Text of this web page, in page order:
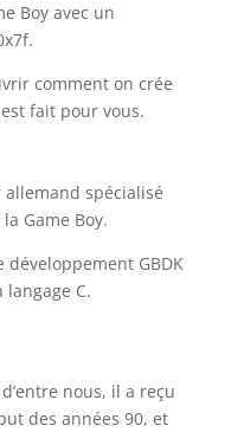
Boy avec un
comment on crée
fait pour vous.
spécialisé
Game Boy.
GBDK
C.
nous, il a reçu
des années 90, et